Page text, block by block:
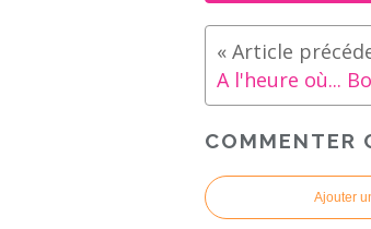
COMMENTER
Ajouter